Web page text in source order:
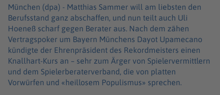
München (dpa) - Matthias Sammer will am liebsten den
Berufsstand ganz abschaffen, und nun teilt auch Uli
Hoeneß scharf gegen Berater aus. Nach dem zähen
Vertragspoker um Bayern Münchens Dayot Upamecano
kündigte der Ehrenpräsident des Rekordmeisters einen
Knallhart-Kurs an – sehr zum Ärger von Spielervermittlern
und dem Spielerberaterverband, die von platten
Vorwürfen und «heillosem Populismus» sprechen.